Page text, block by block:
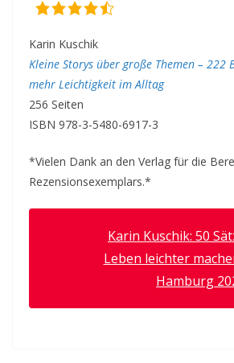
Karin Kuschik
Kleine Storys über große Themen – 222
mehr Leichtigkeit im Alltag
256 Seiten
ISBN 978-3-5480-6917-3
*Vielen Dank an den Verlag für die
Rezensionsexemplars.*
Karin Kuschik: 50
Leben leichter
Hamburg